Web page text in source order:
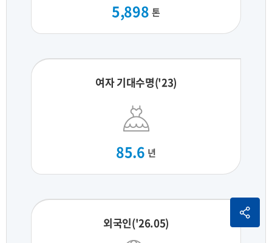
5,898 톤
여자 기대수명('23)
85.6 년
외국인('26.05)